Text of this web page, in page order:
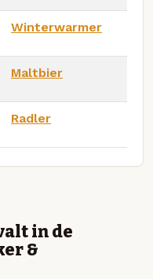
Winterwarmer
Maltbier
Radler
in de
&